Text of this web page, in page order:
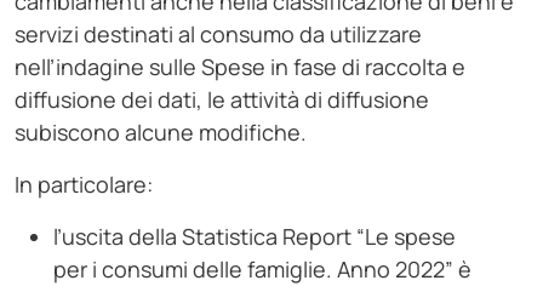
servizi destinati al consumo da utilizzare
nell’indagine sulle Spese in fase di raccolta e
diffusione dei dati, le attività di diffusione
subiscono alcune modifiche.
In particolare:
l’uscita della Statistica Report “Le spese
per i consumi delle famiglie. Anno 2022” è